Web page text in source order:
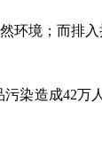
环境；而排
染造成42万